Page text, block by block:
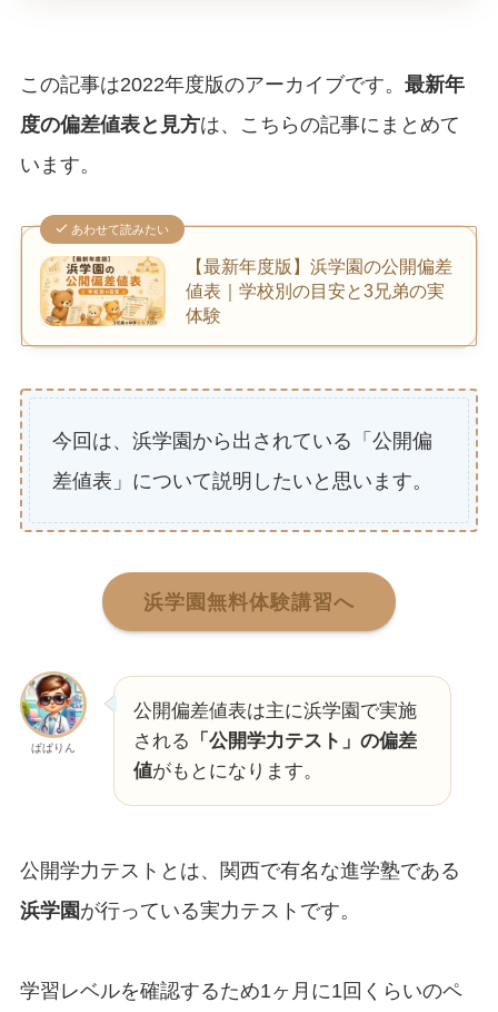
この記事は2022年度版のアーカイブです。 最新年
度の偏差値表と見方は、こちらの記事にまとめて
います。
あわせて読みたい
【最新年度版】浜学園の公開偏差
値表｜学校別の目安と3兄弟の実
体験
今回は、浜学園から出されている「公開偏
差値表」について説明したいと思います。
浜学園無料体験講習へ
ぱぱりん
公開偏差値表は主に浜学園で実施
される
「公開学力テスト」の偏差
値がもとになります。
公開学力テストとは、関西で有名な進学塾である
浜学園が行っている実力テストです。
学習レベルを確認するため1ヶ月に1回くらいのペ